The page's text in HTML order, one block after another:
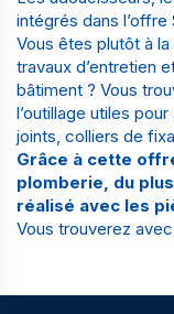
intégrés dans
Vous êtes plutôt à
travaux d’entretien
bâtiment ? Vous
l’outillage utiles
joints, colliers de
Grâce à cette
plomberie, du
réalisé avec les
Vous trouverez